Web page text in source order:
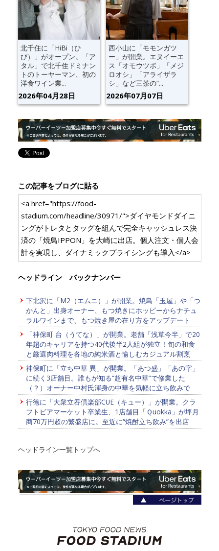
北千住に「HiBi（ひ
び）」がオープン。「ア
タル」で北千住ドミナン
トのトーヤーマン、初の
洋食ワイン業...
2026年04月28日
西小山に「モモンガツ
ー」が開業。エヌイーエ
ス「オモウツボ」「メジ
ロオシ」「アライザラ
シ」など三茶の“...
2026年07月07日
この記事をブログに貼る
<a href="https://food-
stadium.com/headline/30971/">ダイヤモンドダイニ
ングがトレタとタッグを組んで完全キャッシュレス決
済の「焼鳥IPPON」を大崎に出店。個人注文・個人会
計を実現し、ダイナミックプライシングも導入</a>
ヘッドライン バックナンバー
下北沢に「M2（エムニ）」が開業。焼鳥「玉屋」や「つ
かんと」出身オーナー、もつ焼きにホッピーからナチュ
ラルワインまで、もつ焼き屋の在り方をアップデート
「神保町 台（うてな）」が開業。老舗「浅草今半」で20
年超のキャリアを持つ40代後半2人組が独立！旬の和食
と厳選肉料理を各地の純米酒と愉しむカジュアル割烹
神保町に「立ち中華 異」が開業。「あつ盛」「あの字」
に続く3店舗目。誰もが知る“超有名中華”で修業した
（？）オーナー中村氏渾身の中華を気軽に立ち飲みで
行徳に「大衆立吞倶楽部CUE（キュー）」が開業。クラ
フトビアマーケット卒業生、1店舗目「Ｑuokka」が坪月
商70万円超の繁盛店に。至近に“焼酎立ち飲み”を出店
ヘッドライン一覧トップへ